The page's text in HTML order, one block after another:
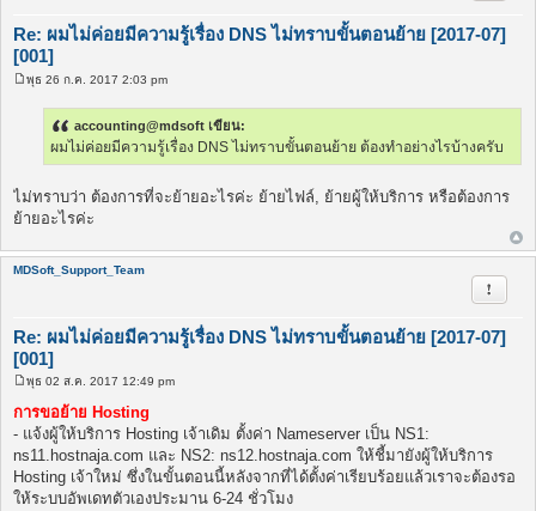
Re: ผมไม่ค่อยมีความรู้เรื่อง DNS ไม่ทราบขั้นตอนย้าย [2017-07]
[001]
โ
พุธ 26 ก.ค. 2017 2:03 pm
accounting@mdsoft เขียน:
ผมไม่ค่อยมีความรู้เรื่อง DNS ไม่ทราบขั้นตอนย้าย ต้องทำอย่างไรบ้างครับ
ไม่ทราบว่า ต้องการที่จะย้ายอะไรค่ะ ย้ายไฟล์, ย้ายผู้ให้บริการ หรือต้องการ
ย้ายอะไรค่ะ
MDSoft_Support_Team
Re: ผมไม่ค่อยมีความรู้เรื่อง DNS ไม่ทราบขั้นตอนย้าย [2017-07]
[001]
รายงา
โ
พ
ส
ต์
พุธ 02 ส.ค. 2017 12:49 pm
การขอย้าย Hosting
- แจ้งผู้ให้บริการ Hosting เจ้าเดิม ตั้งค่า Nameserver เป็น NS1:
ns11.hostnaja.com และ NS2: ns12.hostnaja.com ให้ชี้มายังผู้ให้บริการ
Hosting เจ้าใหม่ ซึ่งในขั้นตอนนี้หลังจากที่ได้ตั้งค่าเรียบร้อยแล้วเราจะต้องรอ
ให้ระบบอัพเดทตัวเองประมาน 6-24 ชั่วโมง